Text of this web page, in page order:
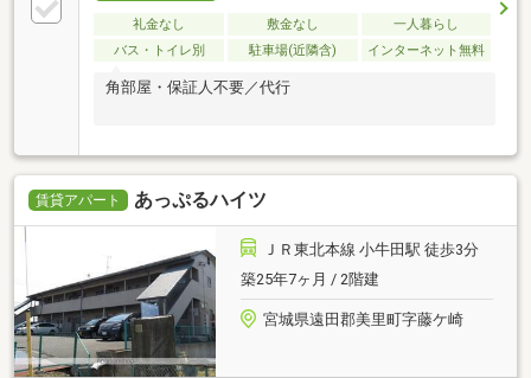
礼金なし 敷金なし
一人暮らし
バス・トイレ別
駐車場(近隣含) インターネット無料
角部屋・保証人不要／代行
賃貸アパート あっぷるハイツ
ＪＲ東北本線 小牛田駅 徒歩3分
築25年7ヶ月 / 2階建
宮城県遠田郡美里町字藤ケ崎